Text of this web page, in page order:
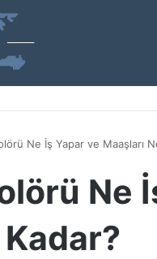
Ne İş Yapar ve Maaşları
Ne